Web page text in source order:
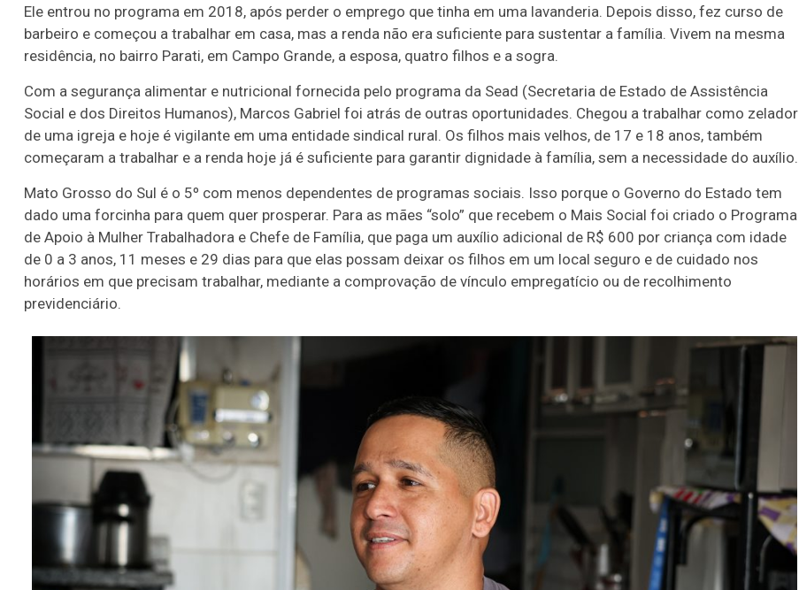
Ele entrou no programa em 2018, após perder o emprego que tinha em uma lavanderia. Depois disso, fez curso de
barbeiro e começou a trabalhar em casa, mas a renda não era suficiente para sustentar a família. Vivem na mesma
residência, no bairro Parati, em Campo Grande, a esposa, quatro filhos e a sogra.
Com a segurança alimentar e nutricional fornecida pelo programa da Sead (Secretaria de Estado de Assistência
Social e dos Direitos Humanos), Marcos Gabriel foi atrás de outras oportunidades. Chegou a trabalhar como zelador
de uma igreja e hoje é vigilante em uma entidade sindical rural. Os filhos mais velhos, de 17 e 18 anos, também
começaram a trabalhar e a renda hoje já é suficiente para garantir dignidade à família, sem a necessidade do auxílio.
Mato Grosso do Sul é o 5º com menos dependentes de programas sociais. Isso porque o Governo do Estado tem
dado uma forcinha para quem quer prosperar. Para as mães “solo” que recebem o Mais Social foi criado o Programa
de Apoio à Mulher Trabalhadora e Chefe de Família, que paga um auxílio adicional de R$ 600 por criança com idade
de 0 a 3 anos, 11 meses e 29 dias para que elas possam deixar os filhos em um local seguro e de cuidado nos
horários em que precisam trabalhar, mediante a comprovação de vínculo empregatício ou de recolhimento
previdenciário.